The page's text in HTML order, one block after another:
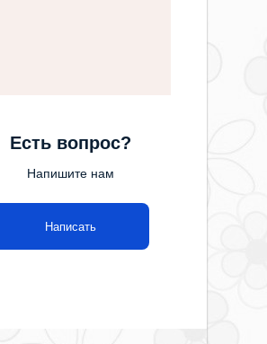
Есть вопрос?
Напишите нам
Написать